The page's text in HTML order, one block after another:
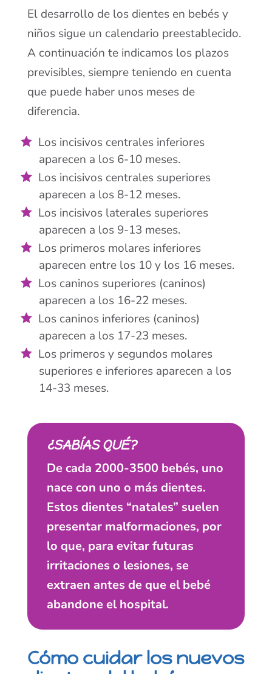
El desarrollo de los dientes en bebés y
niños sigue un calendario preestablecido.
A continuación te indicamos los plazos
previsibles, siempre teniendo en cuenta
que puede haber unos meses de
diferencia.
Los incisivos centrales inferiores
aparecen a los 6-10 meses.
Los incisivos centrales superiores
aparecen a los 8-12 meses.
Los incisivos laterales superiores
aparecen a los 9-13 meses.
Los primeros molares inferiores
aparecen entre los 10 y los 16 meses.
Los caninos superiores (caninos)
aparecen a los 16-22 meses.
Los caninos inferiores (caninos)
aparecen a los 17-23 meses.
Los primeros y segundos molares
superiores e inferiores aparecen a los
14-33 meses.
¿SABÍAS QUÉ?
De cada 2000-3500 bebés, uno
nace con uno o más dientes.
Estos dientes “natales” suelen
presentar malformaciones, por
lo que, para evitar futuras
irritaciones o lesiones, se
extraen antes de que el bebé
abandone el hospital.
Cómo cuidar los nuevos